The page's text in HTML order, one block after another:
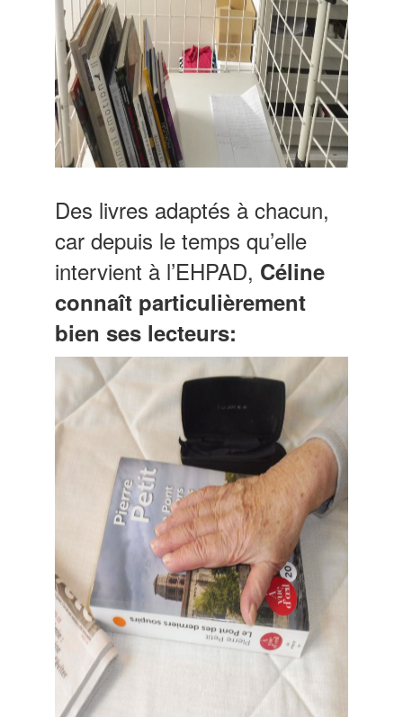
Des livres adaptés à chacun,
car depuis le temps qu’elle
intervient à l’EHPAD, Céline
connaît particulièrement
bien ses lecteurs: